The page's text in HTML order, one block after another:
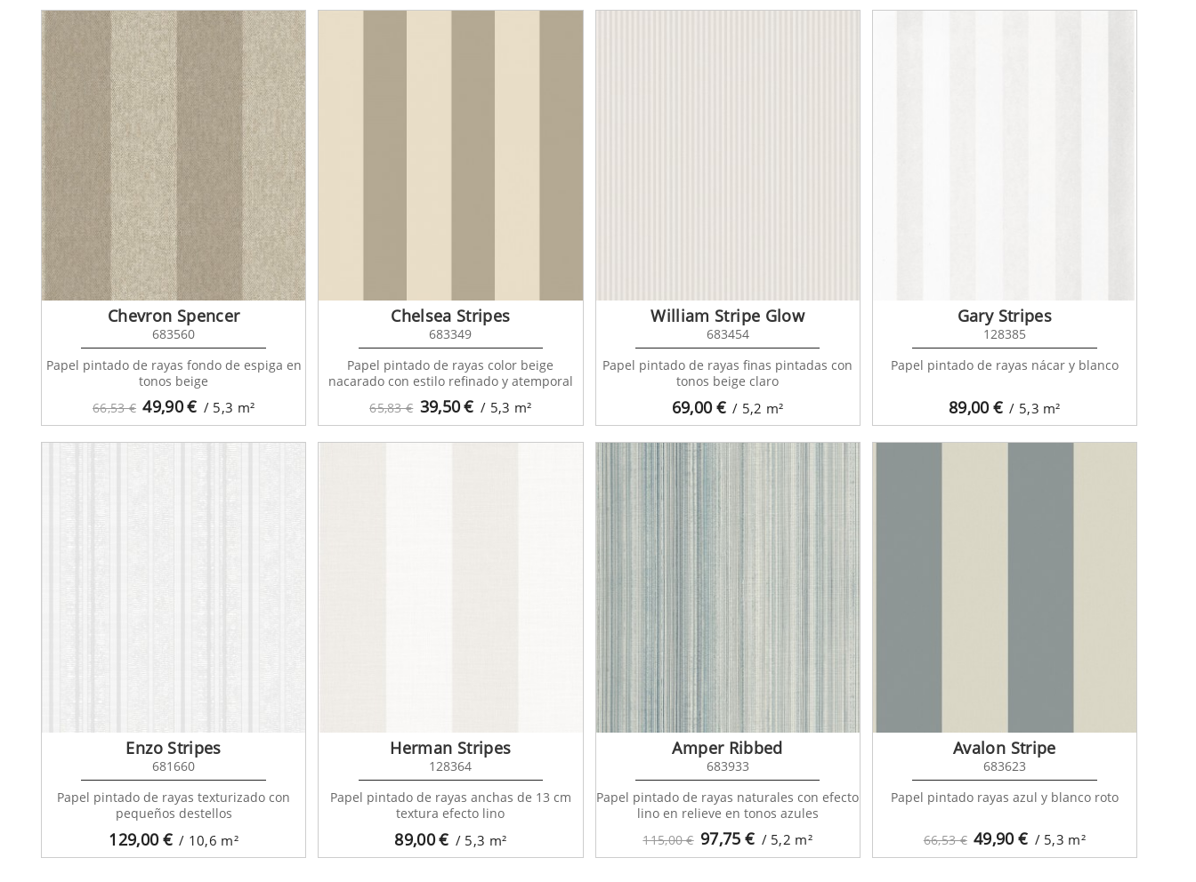
66,53 € 49,90€ / 5,3 m²
Chevron Spencer
683560
Papel pintado de rayas fondo de espiga en
tonos beige
65,83 € 39,50€ / 5,3 m²
Chelsea Stripes
683349
Papel pintado de rayas color beige
nacarado con estilo refinado y atemporal
69,00€ / 5,2 m²
William Stripe Glow
683454
Papel pintado de rayas finas pintadas con
tonos beige claro
89,00€ / 5,3 m²
Gary Stripes
128385
Papel pintado de rayas nácar y blanco
129,00€ / 10,6 m²
Enzo Stripes
681660
Papel pintado de rayas texturizado con
pequeños destellos
89,00€ / 5,3 m²
Herman Stripes
128364
Papel pintado de rayas anchas de 13 cm
textura efecto lino
115,00 € 97,75 € / 5,2 m²
Amper Ribbed
683933
Papel pintado de rayas naturales con efecto
lino en relieve en tonos azules
66,53 € 49,90€ / 5,3 m²
Avalon Stripe
683623
Papel pintado rayas azul y blanco roto